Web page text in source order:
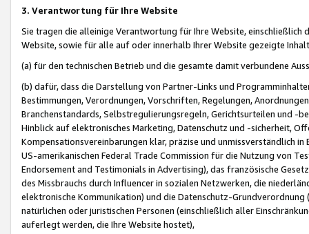
3. Verantwortung für Ihre Website
Sie tragen die alleinige Verantwortung für Ihre Website,
Website, sowie für alle auf oder innerhalb Ihrer Website gezeigte
(a) für den technischen Betrieb und die gesamte damit verbundene
(b) dafür, dass die Darstellung von Partner-Links und
Bestimmungen, Verordnungen, Vorschriften, Regelungen,
Branchenstandards, Selbstregulierungsregeln, Gerichtsurteilen und -
Hinblick auf elektronisches Marketing, Datenschutz und -sicherheit,
Kompensationsvereinbarungen klar, präzise und unmissverständlich
US-amerikanischen Federal Trade Commission für die Nutzung von
Endorsement and Testimonials in Advertising), das französische
des Missbrauchs durch Influencer in sozialen Netzwerken, die
elektronische Kommunikation) und die Datenschutz-
natürlichen oder juristischen Personen (einschließlich aller
auferlegt werden, die Ihre Website hostet),